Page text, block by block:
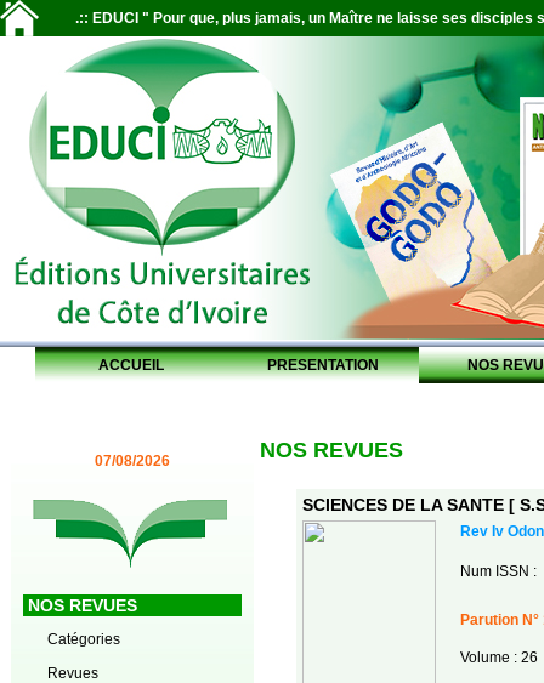
.:: EDUCI " Pour que, plus jamais, un Maître ne laisse ses disciples
ACCUEIL PRESENTATION NOS
07/08/2026
NOS REVUES
Catégories
Revues
NOS REVUES
SCIENCES DE LA SANTE [
Rev Iv
Num ISSN :
Parution N°
Volume : 26